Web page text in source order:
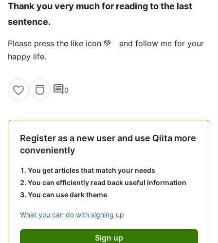
Thank you very much for reading to the last
sentence.
Please press the like icon 💚 and follow me for your
happy life.
comment0
Register as a new user and use Qiita more
conveniently
You get articles that match your needs
You can efficiently read back useful information
You can use dark theme
What you can do with signing up
Sign up